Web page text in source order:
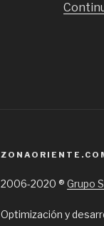
2006-2020 ® Grupo
Optimización y